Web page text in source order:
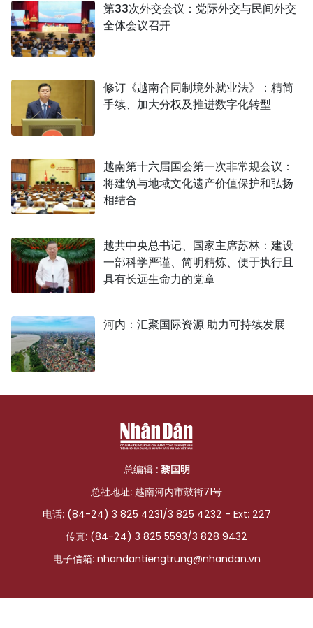
第33次外交会议：党际外交与民间外交
全体会议召开
修订《越南合同制境外就业法》：精简
手续、加大分权及推进数字化转型
越南第十六届国会第一次非常规会议：
将建筑与地域文化遗产价值保护和弘扬
相结合
越共中央总书记、国家主席苏林：建设
一部科学严谨、简明精炼、便于执行且
具有长远生命力的党章
河内：汇聚国际资源 助力可持续发展
总编辑 : 黎国明
总社地址: 越南河内市鼓街71号
电话: (84-24) 3 825 4231/3 825 4232 - Ext: 227
传真: (84-24) 3 825 5593/3 828 9432
电子信箱: nhandantiengtrung@nhandan.vn